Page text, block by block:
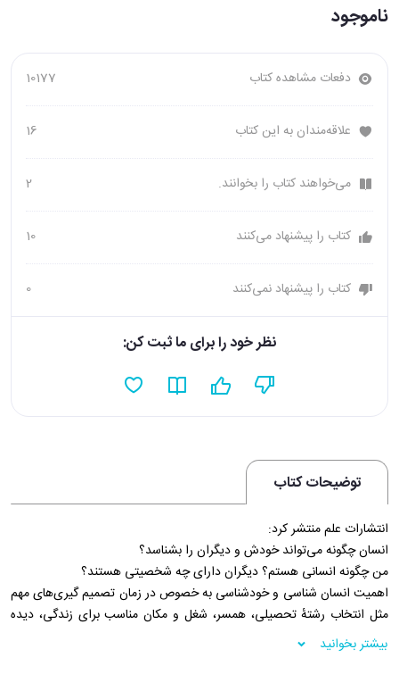
ناموجود
دفعات مشاهده کتاب 10177
علاقه‌مندان به این کتاب 16
می‌خواهند کتاب را بخوانند. 2
کتاب را پیشنهاد می‌کنند 10
کتاب را پیشنهاد نمی‌کنند 0
نظر خود را برای ما ثبت کن:
توضیحات کتاب
انتشارات علم منتشر کرد:
انسان چگونه می‌تواند خودش و دیگران را بشناسد؟
من چگونه انسانی هستم؟ دیگران دارای چه شخصیتی هستند؟
اهمیت انسان شناسی و خودشناسی به خصوص در زمان تصمیم گیری‌های مهم
مثل انتخاب رشتهٔ تحصیلی، همسر، شغل و مکان مناسب برای زندگی، دیده
می‌شود…
بیشتر بخوانید